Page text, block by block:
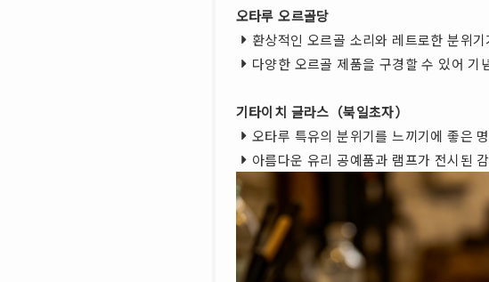
오타루 오르골당
환상적인 오르골 소리와 레트로한 분위기
다양한 오르골 제품을 구경할 수 있어 기
기타이치 글라스（북일초자）
오타루 특유의 분위기를 느끼기에 좋은
아름다운 유리 공예품과 램프가 전시된